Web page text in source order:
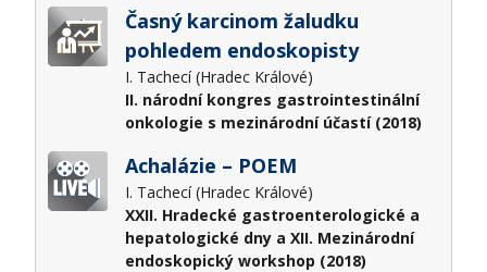
Časný karcinom žaludku
pohledem endoskopisty
I. Tachecí (Hradec Králové)
II. národní kongres gastrointestinální
onkologie s mezinárodní účastí (2018)
Achalázie – POEM
I. Tachecí (Hradec Králové)
XXII. Hradecké gastroenterologické a
hepatologické dny a XII. Mezinárodní
endoskopický workshop (2018)